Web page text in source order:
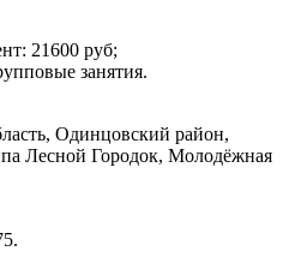
21600 руб;
занятия.
Одинцовский район,
Лесной Городок, Молодёжная